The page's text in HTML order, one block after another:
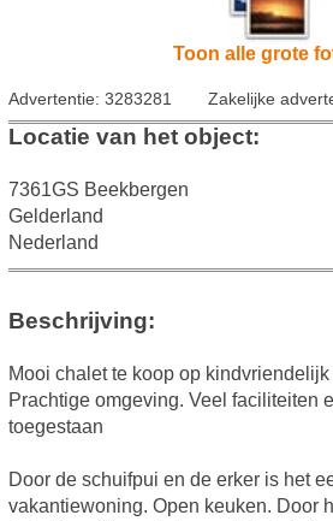
Toon alle grote
Advertentie: 3283281 Zakelijke
Locatie van het object:
7361GS Beekbergen
Gelderland
Nederland
Beschrijving:
Mooi chalet te koop op
Prachtige omgeving. Veel faciliteiten
toegestaan
Door de schuifpui en de erker is het
vakantiewoning. Open keuken. Door